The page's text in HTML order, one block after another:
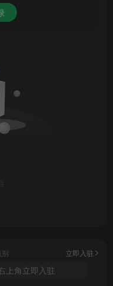
立即入驻
上角立即入驻